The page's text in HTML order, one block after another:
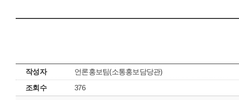
작성자 언론홍보팀(소통홍보담당관)
조회수
376